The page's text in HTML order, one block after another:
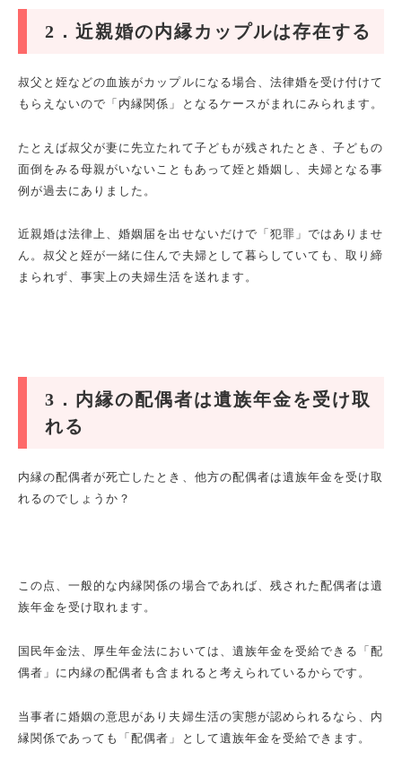
2 ．近親婚の内縁カップルは存在する
叔父と姪などの血族がカップルになる場合、法律婚を受け付けて
もらえないので「内縁関係」となるケースがまれにみられます。
たとえば叔父が妻に先立たれて子どもが残されたとき、子どもの
面倒をみる母親がいないこともあって姪と婚姻し、夫婦となる事
例が過去にありました。
近親婚は法律上、婚姻届を出せないだけで「犯罪」ではありませ
ん。叔父と姪が一緒に住んで夫婦として暮らしていても、取り締
まられず、事実上の夫婦生活を送れます。
3 ．内縁の配偶者は遺族年金を受け取
れる
内縁の配偶者が死亡したとき、他方の配偶者は遺族年金を受け取
れるのでしょうか？
この点、一般的な内縁関係の場合であれば、残された配偶者は遺
族年金を受け取れます。
国民年金法、厚生年金法においては、遺族年金を受給できる「配
偶者」に内縁の配偶者も含まれると考えられているからです。
当事者に婚姻の意思があり夫婦生活の実態が認められるなら、内
縁関係であっても「配偶者」として遺族年金を受給できます。